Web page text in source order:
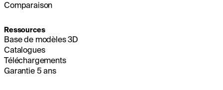
Comparaison
Ressources
Base de modèles 3D
Catalogues
Téléchargements
Garantie 5 ans